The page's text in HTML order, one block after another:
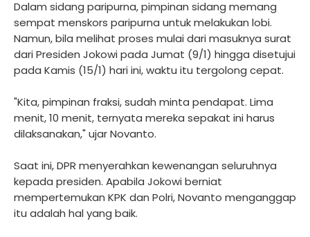
Dalam sidang paripurna, pimpinan sidang memang
sempat menskors paripurna untuk melakukan lobi.
Namun, bila melihat proses mulai dari masuknya surat
dari Presiden Jokowi pada Jumat (9/1) hingga disetujui
pada Kamis (15/1) hari ini, waktu itu tergolong cepat.
"Kita, pimpinan fraksi, sudah minta pendapat. Lima
menit, 10 menit, ternyata mereka sepakat ini harus
dilaksanakan," ujar Novanto.
Saat ini, DPR menyerahkan kewenangan seluruhnya
kepada presiden. Apabila Jokowi berniat
mempertemukan KPK dan Polri, Novanto menganggap
itu adalah hal yang baik.